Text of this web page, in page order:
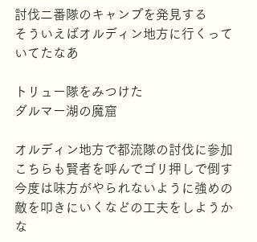
討伐二番隊のキャンプを発見する
そういえばオルディン地方に行くって
いてたなあ
トリュー隊をみつけた
ダルマー湖の魔窟
オルディン地方で都流隊の討伐に参加
こちらも賢者を呼んでゴリ押しで倒す
今度は味方がやられないように強めの
敵を叩きにいくなどの工夫をしようか
な